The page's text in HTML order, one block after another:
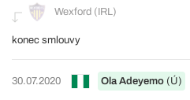
Wexford (IRL)
konec smlouvy
30.07.2020 Ola Adeyemo (Ú)